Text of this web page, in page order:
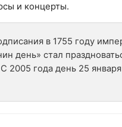
и концерты.
в 1755 году
день» стал
2005 года день 25